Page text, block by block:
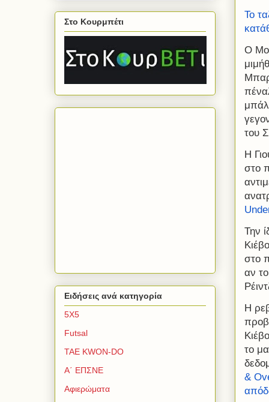
Το
O
του
Η
στο
Την
στο
αν
Η
το
&
Στο Κουρμπέτι
Ειδήσεις ανά κατηγορία
5Χ5
Futsal
TAE KWON-DO
Α΄ ΕΠΣΝΕ
Αφιερώματα